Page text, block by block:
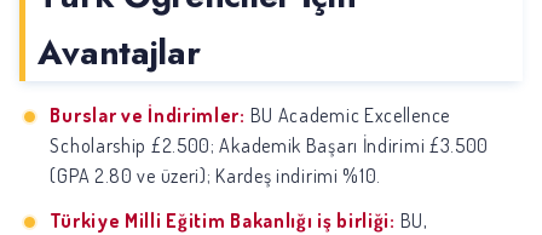
Avantajlar
Burslar ve İndirimler: BU Academic Excellence
Scholarship £2.500; Akademik Başarı İndirimi £3.500
(GPA 2.80 ve üzeri); Kardeş indirimi %10.
Türkiye Milli Eğitim Bakanlığı iş birliği: BU,